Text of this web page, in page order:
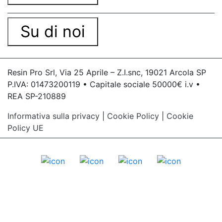
Su di noi
Resin Pro Srl, Via 25 Aprile – Z.I.snc, 19021 Arcola SP
P.IVA: 01473200119 • Capitale sociale 50000€ i.v •
REA SP-210889
Informativa sulla privacy
Cookie Policy
Cookie
Policy UE